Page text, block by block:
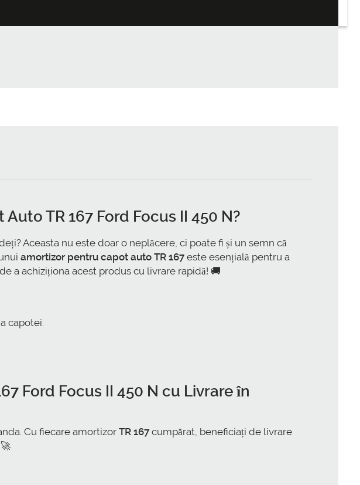
TR 167 Ford Focus II 450 N?
Aceasta nu este doar o neplăcere, ci poate fi și un semn că
amortizor pentru capot auto TR 167 este esențială pentru a
a achiziționa acest produs cu livrare rapidă! 🚚
capotei.
Ford Focus II 450 N cu Livrare în
Cu fiecare amortizor TR 167 cumpărat, beneficiați de livrare